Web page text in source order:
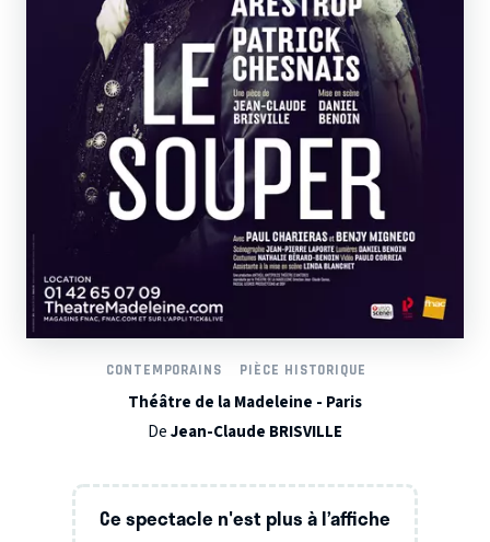
CONTEMPORAINS PIÈCE HISTORIQUE
Théâtre de la Madeleine - Paris
DeJean-Claude BRISVILLE
Ce spectacle n'est plus à l’affiche